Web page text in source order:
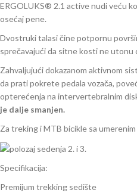
ERGOLUKS® 2.1 active nudi veću
osećaj pene.
Dvostruki talasi čine potpornu
sprečavajući da sitne kosti ne utonu
Zahvaljujući dokazanom aktivnom
da prati pokrete pedala vozača,
opterećenja na intervertebralnim
je dalje smanjen.
Za treking i MTB bicikle sa
Specifikacija:
Premijum trekking sedište